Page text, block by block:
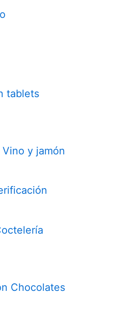
tablets
y jamón
Chocolates